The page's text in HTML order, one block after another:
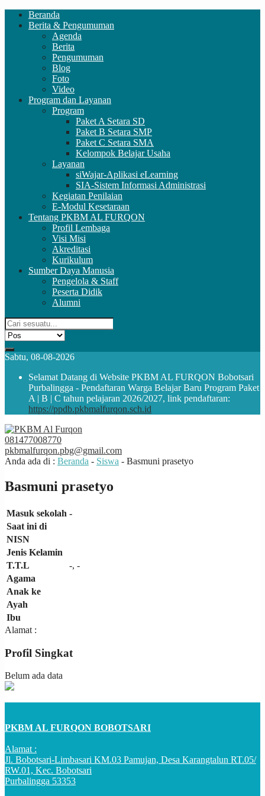
Beranda
Berita & Pengumuman
Agenda
Berita
Pengumuman
Blog
Foto
Video
Program dan Layanan
Program
Paket A Setara SD
Paket B Setara SMP
Paket C Setara SMA
Kelompok Belajar Usaha
Layanan
siWajar-Aplikasi eLearning
SIA-Sistem Informasi Administrasi
Kegiatan Penilaian
E-Modul Kesetaraan
Tentang PKBM AL FURQON
Profil Lembaga
Visi Misi
Akreditasi
Kurikulum
Sumber Daya Manusia
Pengelola & Staff
Peserta Didik
Alumni
Sabtu, 08-08-2026
Selamat Datang di Website PKBM AL FURQON Bobotsari
Purbalingga - Pendaftaran Warga Belajar Baru Program Paket
A | B | C tahun pelajaran 2026/2027, link pendaftaran:
https://ppdb.pkbmalfurqon.sch.id
081477008770
pkbmalfurqon.pbg@gmail.com
Anda ada di : Beranda - Siswa - Basmuni prasetyo
Basmuni prasetyo
Masuk sekolah -
Saat ini di
NISN
Jenis Kelamin
T.T.L
-, -
Agama
Anak ke
Ayah
Ibu
Alamat :
Profil Singkat
Belum ada data
PKBM AL FURQON BOBOTSARI
Alamat :
Jl. Bobotsari-Limbasari KM.03 Pamujan, Desa Karangtalun RT.05/
RW.01, Kec. Bobotsari
Purbalingga 53353